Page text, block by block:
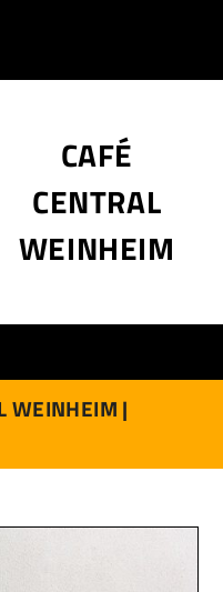
CAFÉ
CENTRAL
WEINHEIM
WEINHEIM |